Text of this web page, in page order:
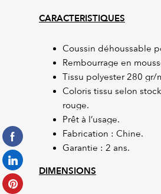
CARACTERISTIQUES
Coussin déhoussable
Rembourrage en
Tissu polyester 280 gr/
Coloris tissu selon
rouge.
Prêt à l’usage.
Fabrication : Chine.
Garantie : 2 ans.
DIMENSIONS